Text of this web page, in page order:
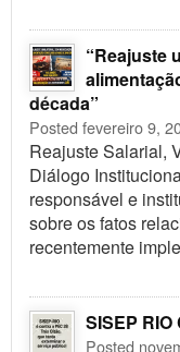
“Reajuste
década”
Posted fevereiro 9,
Reajuste Salarial,
Diálogo
responsável e
sobre os fatos
recentemente
SISEP RIO
Posted